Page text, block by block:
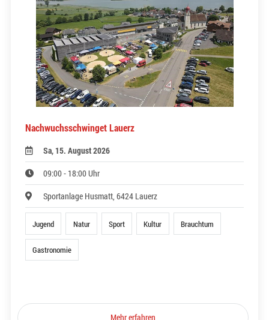
Nachwuchsschwinget Lauerz
Sa, 15. August 2026
09:00 - 18:00 Uhr
Sportanlage Husmatt, 6424 Lauerz
Jugend Natur Sport Kultur Brauchtum
Gastronomie
Mehr erfahren